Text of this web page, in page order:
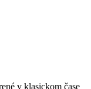
v klasickom čase